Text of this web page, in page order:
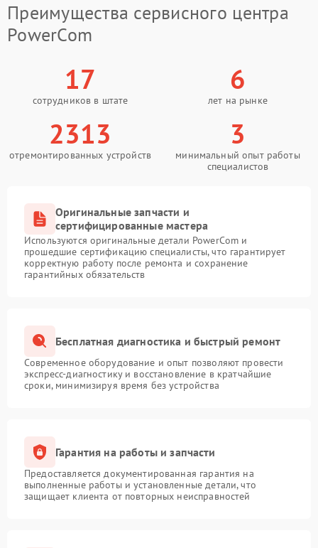
Преимущества сервисного центра
PowerCom
17
сотрудников в штате
6
лет на рынке
2313
отремонтированных устройств
3
минимальный опыт работы
специалистов
Оригинальные запчасти и
сертифицированные мастера
Используются оригинальные детали PowerCom и
прошедшие сертификацию специалисты, что гарантирует
корректную работу после ремонта и сохранение
гарантийных обязательств
Бесплатная диагностика и быстрый ремонт
Современное оборудование и опыт позволяют провести
экспресс-диагностику и восстановление в кратчайшие
сроки, минимизируя время без устройства
Гарантия на работы и запчасти
Предоставляется документированная гарантия на
выполненные работы и установленные детали, что
защищает клиента от повторных неисправностей